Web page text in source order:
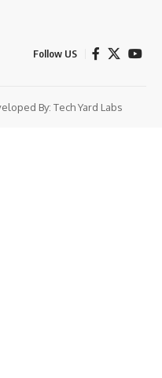
Follow US
By: Tech Yard Labs